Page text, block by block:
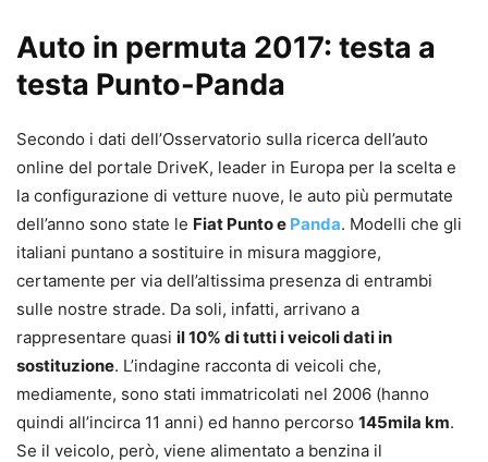
Auto in permuta 2017: testa a
testa Punto-Panda
Secondo i dati dell’Osservatorio sulla ricerca dell’auto
online del portale DriveK, leader in Europa per la scelta e
la configurazione di vetture nuove, le auto più permutate
dell’anno sono state le Fiat Punto e Panda. Modelli che gli
italiani puntano a sostituire in misura maggiore,
certamente per via dell’altissima presenza di entrambi
sulle nostre strade. Da soli, infatti, arrivano a
rappresentare quasi il 10% di tutti i veicoli dati in
sostituzione. L’indagine racconta di veicoli che,
mediamente, sono stati immatricolati nel 2006 (hanno
quindi all’incirca 11 anni) ed hanno percorso 145mila km.
Se il veicolo, però, viene alimentato a benzina il